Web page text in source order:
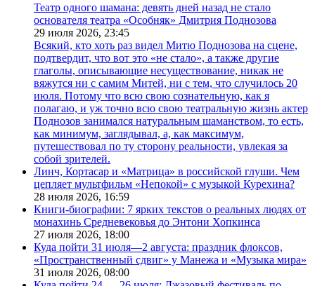
Театр одного шамана: девять дней назад не стало
основателя театра «Особняк» Дмитрия Поднозова
29 июля 2026, 23:45
Всякий, кто хоть раз видел Митю Поднозова на сцене,
подтвердит, что вот это «не стало», а также другие
глаголы, описывающие несуществование, никак не
вяжутся ни с самим Митей, ни с тем, что случилось 20
июля. Потому что всю свою сознательную, как я
полагаю, и уж точно всю свою театральную жизнь актер
Поднозов занимался натуральным шаманством, то есть,
как минимум, заглядывал, а, как максимум,
путешествовал по ту сторону реальности, увлекая за
собой зрителей.
Линч, Кортасар и «Матрица» в российской глуши. Чем
цепляет мультфильм «Непокой» с музыкой Курехина?
28 июля 2026, 16:59
Книги-биографии: 7 ярких текстов о реальных людях от
монахинь Средневековья до Энтони Хопкинса
27 июля 2026, 18:00
Куда пойти 31 июля—2 августа: праздник флоксов,
«Пространственный сдвиг» у Манежа и «Музыка мира»
31 июля 2026, 08:00